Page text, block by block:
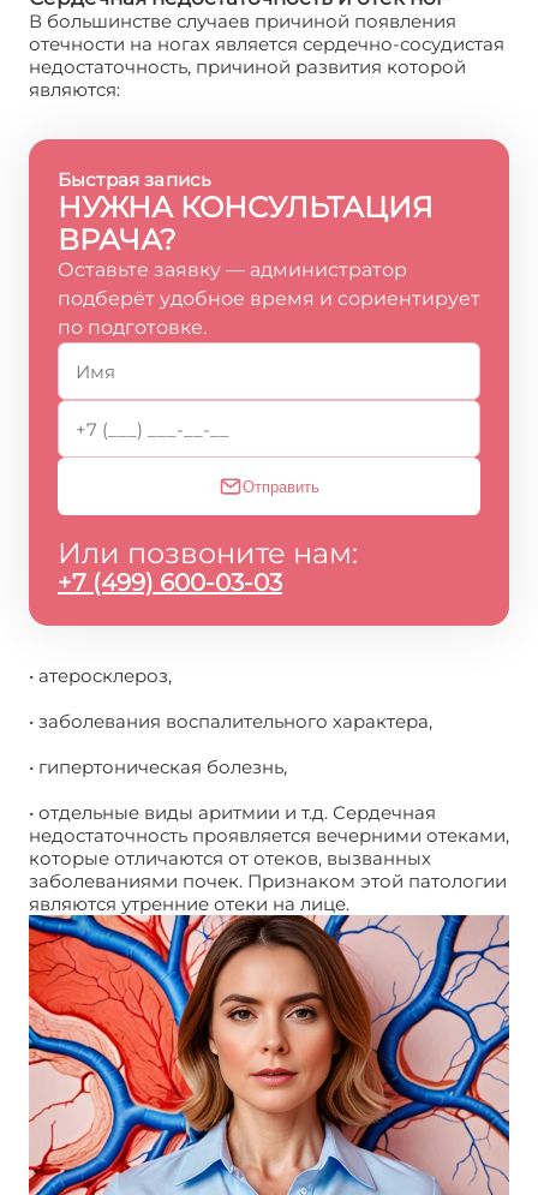
В большинстве случаев причиной появления
отечности на ногах является сердечно-сосудистая
недостаточность, причиной развития которой
являются:
Быстрая запись
НУЖНА КОНСУЛЬТАЦИЯ
ВРАЧА?
Оставьте заявку — администратор
подберёт удобное время и сориентирует
по подготовке.
Отправить
Или позвоните нам:
+7 (499) 600-03-03
• атеросклероз,
• заболевания воспалительного характера,
• гипертоническая болезнь,
• отдельные виды аритмии и т.д. Сердечная
недостаточность проявляется вечерними отеками,
которые отличаются от отеков, вызванных
заболеваниями почек. Признаком этой патологии
являются утренние отеки на лице.